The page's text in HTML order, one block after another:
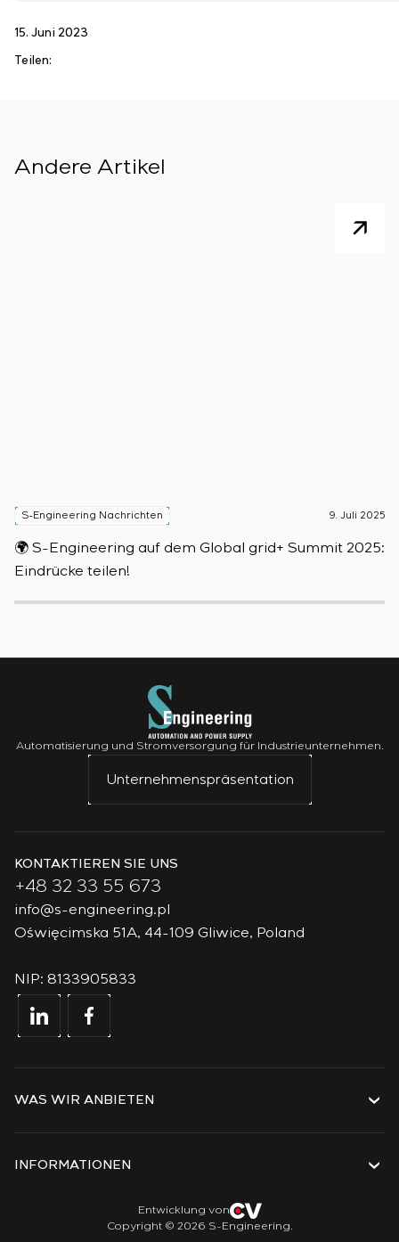
15. Juni 2023
Teilen:
Andere Artikel
S-Engineering Nachrichten 9. Juli 2025
🌍 S-Engineering auf dem Global grid+ Summit 2025:
Eindrücke teilen!
Automatisierung und Stromversorgung für Industrieunternehmen.
Unternehmenspräsentation
KONTAKTIEREN SIE UNS
+48 32 33 55 673
info@s-engineering.pl
Oświęcimska 51A, 44-109 Gliwice, Poland
NIP: 8133905833
WAS WIR ANBIETEN
Lösungen
INFORMATIONEN
Über das Unternehmen
Copyright © 2026 S-Engineering.
Entwicklung von